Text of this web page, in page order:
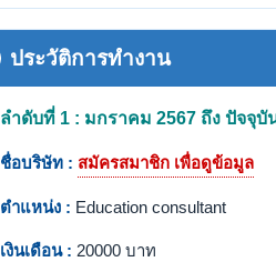
ประวัติการทำงาน
ลำดับที่ 1 : มกราคม 2567 ถึง ปัจจุบั
ชื่อบริษัท : สมัครสมาชิก เพื่อดูข้อมูล
ตำแหน่ง : Education consultant
เงินเดือน : 20000 บาท